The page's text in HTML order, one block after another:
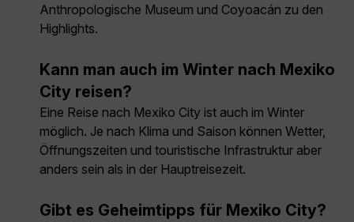
Anthropologische Museum und Coyoacán zu den
Highlights.
Kann man auch im Winter nach Mexiko
City reisen?
Eine Reise nach Mexiko City ist auch im Winter
möglich. Je nach Klima und Saison können Wetter,
Öffnungszeiten und touristische Infrastruktur aber
anders sein als in der Hauptreisezeit.
Gibt es Geheimtipps für Mexiko City?